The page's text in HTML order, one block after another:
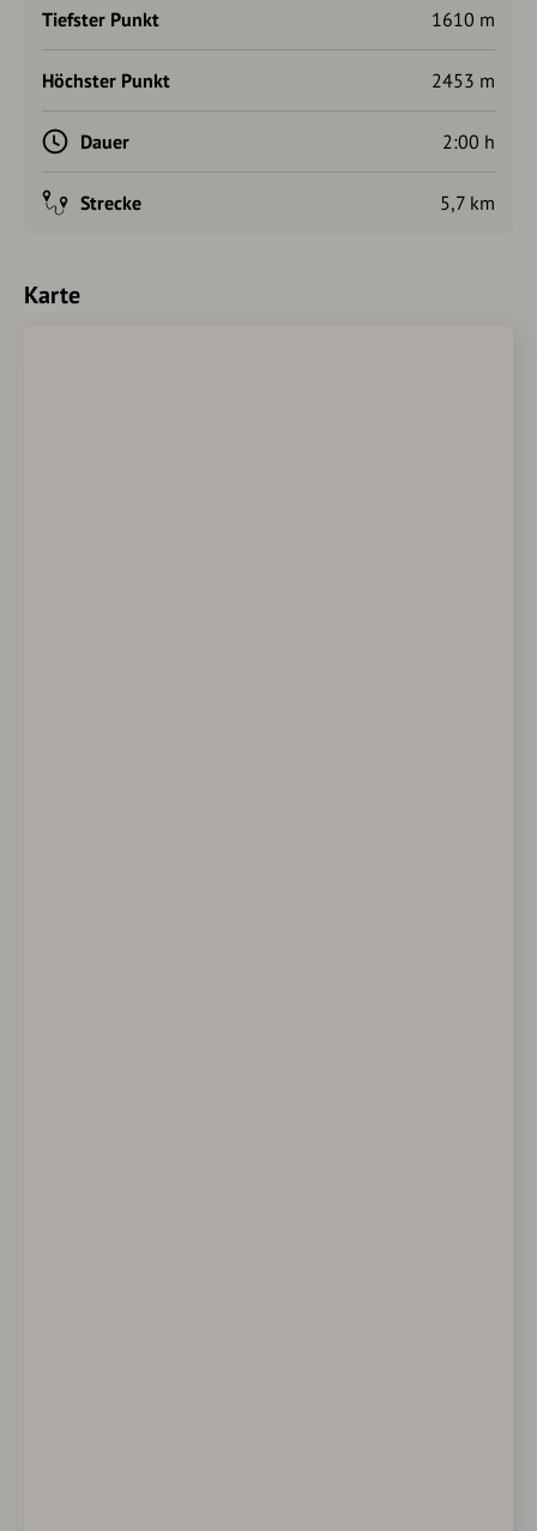
Tiefster Punkt 1610 m
Höchster Punkt 2453 m
Dauer 2:00 h
Strecke 5,7 km
Karte